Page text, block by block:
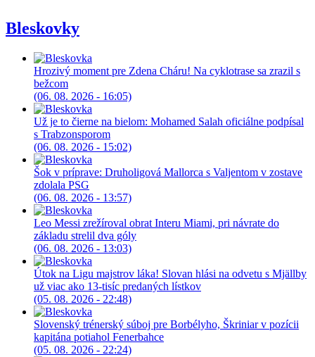
Bleskovky
Hrozivý moment pre Zdena Cháru! Na cyklotrase sa zrazil s
bežcom
(06. 08. 2026 - 16:05)
Už je to čierne na bielom: Mohamed Salah oficiálne podpísal
s Trabzonsporom
(06. 08. 2026 - 15:02)
Šok v príprave: Druholigová Mallorca s Valjentom v zostave
zdolala PSG
(06. 08. 2026 - 13:57)
Leo Messi zrežíroval obrat Interu Miami, pri návrate do
základu strelil dva góly
(06. 08. 2026 - 13:03)
Útok na Ligu majstrov láka! Slovan hlási na odvetu s Mjällby
už viac ako 13-tisíc predaných lístkov
(05. 08. 2026 - 22:48)
Slovenský trénerský súboj pre Borbélyho, Škriniar v pozícii
kapitána potiahol Fenerbahce
(05. 08. 2026 - 22:24)